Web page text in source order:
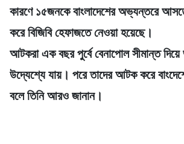
কারণে ১৫জনকে বাংলাদেশের অভ্যন্তরে
করে বিজিবি হেফাজতে নেওয়া হয়েছে।
আটকরা এক বছর পুর্বে বেনাপোল সীমান্ত দিয়ে
উদ্যেশ্যে যায়। পরে তাদের আটক করে
বলে তিনি আরও জানান।